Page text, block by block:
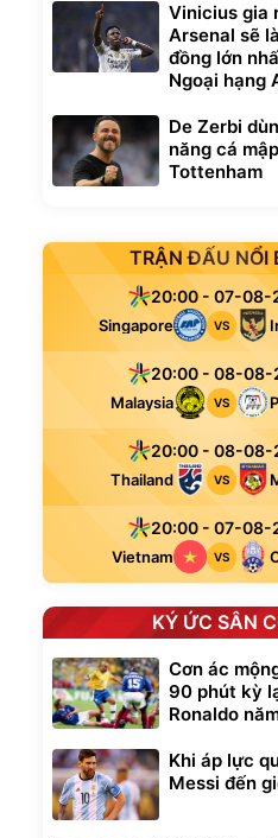
Vinicius gia
Arsenal sẽ
đồng lớn
Ngoại hạng
De Zerbi
năng cá
Tottenham
TRẬN ĐẤU NỔI
20:00 - 07-08-
Singapore VS
20:00 - 08-08-
Malaysia VS
20:00 - 08-08-
Thailand VS
20:00 - 07-08-
Vietnam VS
KÝ ỨC SÂN
Cơn ác
90 phút kỳ
Ronaldo
Khi áp lực
Messi đến